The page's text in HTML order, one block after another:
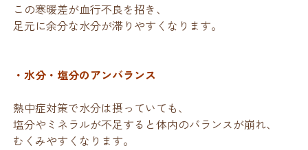
この寒暖差が血行不良を招き、
足元に余分な水分が滞りやすくなります。
・水分・塩分のアンバランス
熱中症対策で水分は摂っていても、
塩分やミネラルが不足すると体内のバランスが崩れ、
むくみやすくなります。